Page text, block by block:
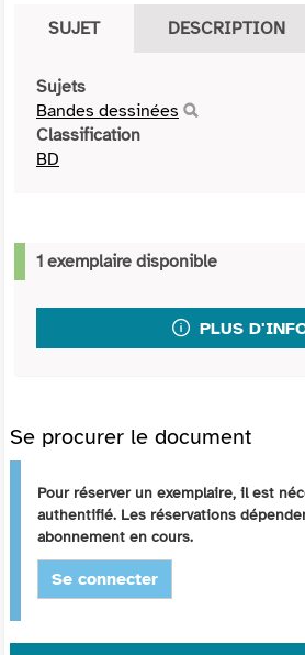
SUJET DESCRIPTION
Sujets
Bandes dessinées
Classification
BD
1 exemplaire disponible
PLUS
Se procurer le document
Pour réserver un exemplaire, il est
authentifié. Les réservations
abonnement en cours.
Se connecter